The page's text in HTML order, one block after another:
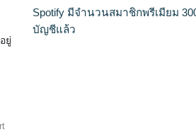
ยู่
Spotify มีจำนวนสมาชิกพรีเมียม
บัญชีแล้ว